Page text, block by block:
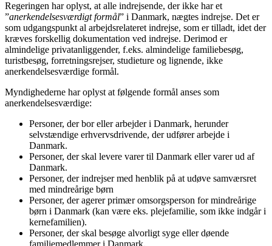
Regeringen har oplyst, at alle indrejsende, der ikke har et
”anerkendelsesværdigt formål” i Danmark, nægtes indrejse. Det er
som udgangspunkt al arbejdsrelateret indrejse, som er tilladt, idet der
kræves forskellig dokumentation ved indrejse. Derimod er
almindelige privatanliggender, f.eks. almindelige familiebesøg,
turistbesøg, forretningsrejser, studieture og lignende, ikke
anerkendelsesværdige formål.
Myndighederne har oplyst at følgende formål anses som
anerkendelsesværdige:
Personer, der bor eller arbejder i Danmark, herunder
selvstændige erhvervsdrivende, der udfører arbejde i
Danmark.
Personer, der skal levere varer til Danmark eller varer ud af
Danmark.
Personer, der indrejser med henblik på at udøve samværsret
med mindreårige børn
Personer, der agerer primær omsorgsperson for mindreårige
børn i Danmark (kan være eks. plejefamilie, som ikke indgår i
kernefamilien).
Personer, der skal besøge alvorligt syge eller døende